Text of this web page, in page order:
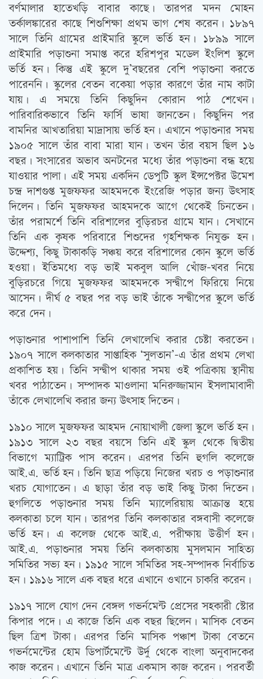
বর্ণমালার হাতেখড়ি বাবার কাছে। তারপর মদন মোহন
তর্কালঙ্কারের কাছে শিশুশিক্ষা প্রথম ভাগ শেষ করেন। ১৮৯৭
সালে তিনি গ্রামের প্রাইমারি স্কুলে ভর্তি হন। ১৮৯৯ সালে
প্রাইমারি পড়াশুনা সমাপ্ত করে হরিশপুর মডেল ইংলিশ স্কুলে
ভর্তি হন। কিন্তু এই স্কুলে দু’বছরের বেশি পড়াশুনা করতে
পারেননি। স্কুলের বেতন বকেয়া পড়ার কারণে তাঁর নাম কাটা
যায়। এ সময়ে তিনি কিছুদিন কোরান পাঠ শেখেন।
পারিবারিকভাবে তিনি ফার্সি ভাষা জানতেন। কিছুদিন পর
বামনির আখতারিয়া মাদ্রাসায় ভর্তি হন। এখানে পড়াশুনার সময়
১৯০৫ সালে তাঁর বাবা মারা যান। তখন তাঁর বয়স ছিল ১৬
বছর। সংসারের অভাব অনটনের মধ্যে তাঁর পড়াশুনা বন্ধ হয়ে
যাওয়ার পালা। এই সময় একদিন ডেপুটি স্কুল ইন্সপেক্টর উমেশ
চন্দ্র দাশগুপ্ত মুজফফর আহমদকে ইংরেজি পড়ার জন্য উৎসাহ
দিলেন। তিনি মুজফফর আহমদকে আগে থেকেই চিনতেন।
তাঁর পরামর্শে তিনি বরিশালের বুড়িরচর গ্রামে যান। সেখানে
তিনি এক কৃষক পরিবারে শিশুদের গৃহশিক্ষক নিযুক্ত হন।
উদ্দেশ্য, কিছু টাকাকড়ি সঞ্চয় করে বরিশালের কোন স্কুলে ভর্তি
হওয়া। ইতিমধ্যে বড় ভাই মকবুল আলি খোঁজ-খবর নিয়ে
বুড়িরচরে গিয়ে মুজফফর আহমদকে সন্দ্বীপে ফিরিয়ে নিয়ে
আসেন। দীর্ঘ ৫ বছর পর বড় ভাই তাঁকে সন্দ্বীপের স্কুলে ভর্তি
করে দেন।
পড়াশুনার পাশাপাশি তিনি লেখালেখি করার চেষ্টা করতেন।
১৯০৭ সালে কলকাতার সাপ্তাহিক ‘সুলতান’-এ তাঁর প্রথম লেখা
প্রকাশিত হয়। তিনি সন্দ্বীপ থাকার সময় ওই পত্রিকায় স্থানীয়
খবর পাঠাতেন। সম্পাদক মাওলানা মনিরুজ্জামান ইসলামাবাদী
তাঁকে লেখালেখি করার জন্য উৎসাহ দিতেন।
১৯১০ সালে মুজফফর আহমদ নোয়াখালী জেলা স্কুলে ভর্তি হন।
১৯১৩ সালে ২৩ বছর বয়সে তিনি এই স্কুল থেকে দ্বিতীয়
বিভাগে ম্যাট্রিক পাস করেন। এরপর তিনি হুগলি কলেজে
আই.এ. ভর্তি হন। তিনি ছাত্র পড়িয়ে নিজের খরচ ও পড়াশুনার
খরচ যোগাতেন। এ ছাড়া তাঁর বড় ভাই কিছু টাকা দিতেন।
হুগলিতে পড়াশুনার সময় তিনি ম্যালেরিয়ায় আক্রান্ত হয়ে
কলকাতা চলে যান। তারপর তিনি কলকাতার বঙ্গবাসী কলেজে
ভর্তি হন। এ কলেজ থেকে আই.এ. পরীক্ষায় উত্তীর্ণ হন।
আই.এ. পড়াশুনার সময় তিনি কলকাতায় মুসলমান সাহিত্য
সমিতির সভ্য হন। ১৯১৫ সালে সমিতির সহ-সম্পাদক নির্বাচিত
হন। ১৯১৬ সালে এক বছর ধরে এখানে ওখানে চাকরি করেন।
১৯১৭ সালে যোগ দেন বেঙ্গল গভর্নমেন্ট প্রেসের সহকারী স্টোর
কিপার পদে। এ কাজে তিনি এক বছর ছিলেন। মাসিক বেতন
ছিল ত্রিশ টাকা। এরপর তিনি মাসিক পঞ্চাশ টাকা বেতনে
গভর্নমেন্টের হোম ডিপার্টমেন্টে উর্দু থেকে বাংলা অনুবাদকের
কাজ করেন। এখানে তিনি মাত্র একমাস কাজ করেন। পরবর্তী